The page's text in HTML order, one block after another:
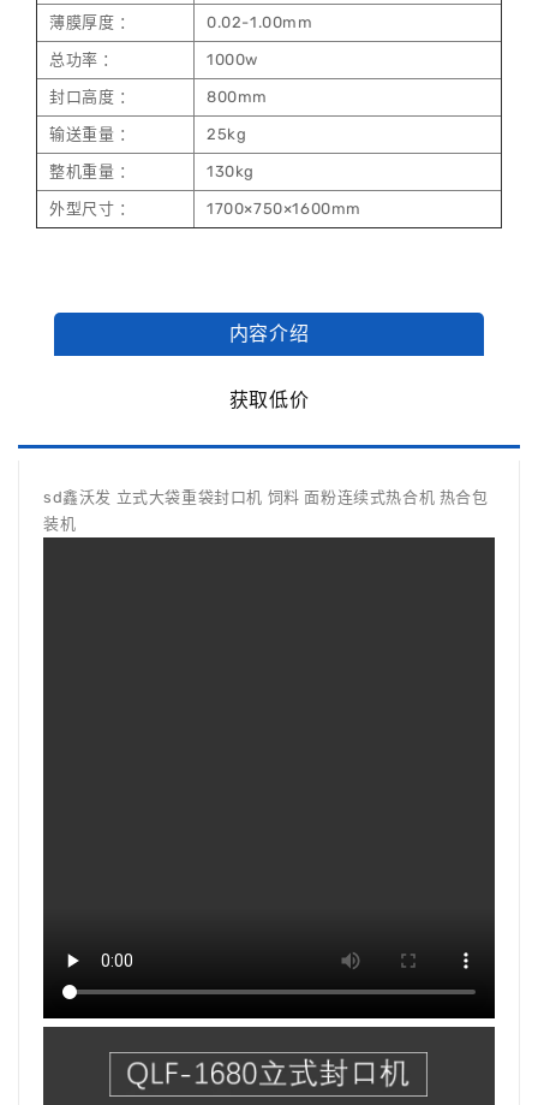
薄膜厚度 ： 0.02-1.00mm
总功率 ： 1000w
封口高度 ： 800mm
输送重量 ： 25kg
整机重量 ： 130kg
外型尺寸 ： 1700×750×1600mm
内容介绍
获取低价
sd鑫沃发 立式大袋重袋封口机 饲料 面粉连续式热合机 热合包
装机